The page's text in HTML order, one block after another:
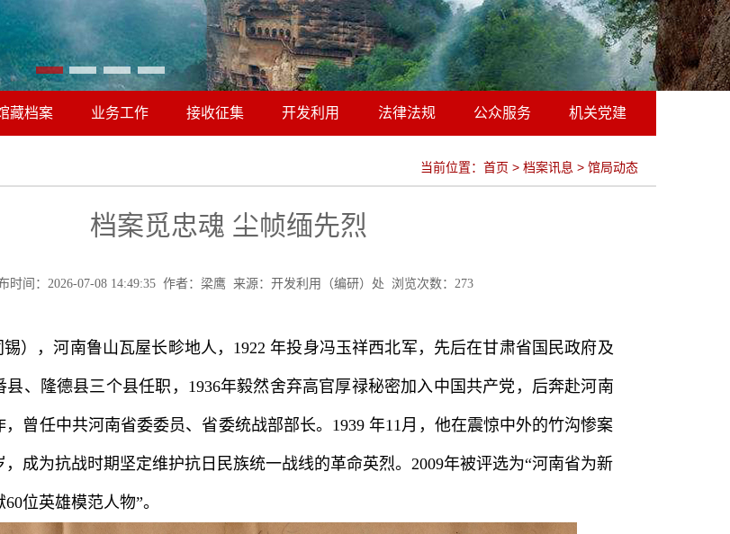
藏档案 业务工作 接收征集 开发利用 法律法规 公众服务 机关党建
当前位置： 首页 > 档案讯息 > 馆局动态
档案觅忠魂 尘帧缅先烈
时间：2026-07-08 14:49:35 作者：梁鹰 来源：开发利用（编研）处 浏览次数： 273
），河南鲁山瓦屋长畛地人，1922 年投身冯玉祥西北军，先后在甘肃省国民政府及
县、隆德县三个县任职，1936年毅然舍弃高官厚禄秘密加入中国共产党，后奔赴河南
曾任中共河南省委委员、省委统战部部长。1939 年11月，他在震惊中外的竹沟惨案
，成为抗战时期坚定维护抗日民族统一战线的革命英烈。2009年被评选为“河南省为新
位英雄模范人物”。